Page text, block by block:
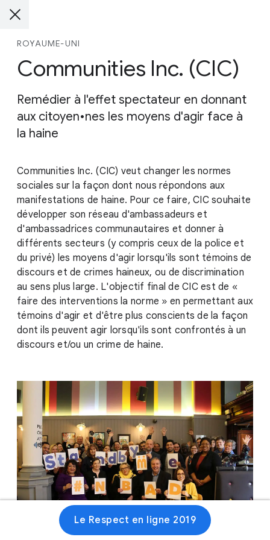
ROYAUME-UNI
Communities Inc. (CIC)
Remédier à l'effet spectateur en donnant
aux citoyen•nes les moyens d'agir face à
la haine
Communities Inc. (CIC) veut changer les normes
sociales sur la façon dont nous répondons aux
manifestations de haine. Pour ce faire, CIC souhaite
développer son réseau d'ambassadeurs et
d'ambassadrices communautaires et donner à
différents secteurs (y compris ceux de la police et
du privé) les moyens d'agir lorsqu'ils sont témoins de
discours et de crimes haineux, ou de discrimination
au sens plus large. L'objectif final de CIC est de «
faire des interventions la norme » en permettant aux
témoins d'agir et d'être plus conscients de la façon
dont ils peuvent agir lorsqu'ils sont confrontés à un
discours et/ou un crime de haine.
Le Respect en ligne 2019